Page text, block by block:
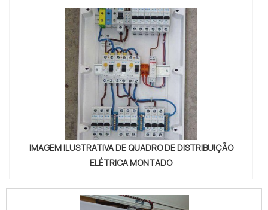
IMAGEM ILUSTRATIVA DE QUADRO DE DISTRIBUIÇÃO
ELÉTRICA MONTADO